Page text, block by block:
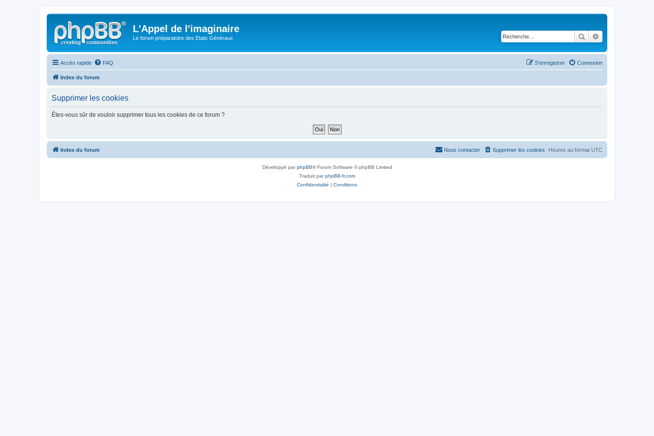
L'Appel de l'imaginaire
Le forum préparatoire des Etats Généraux Rechercher
Accès rapide FAQ Connexion
S’enregistrer
Index du forum
Supprimer les cookies
Êtes-vous sûr de vouloir supprimer tous les cookies de ce forum ?
Index du forum Heures au format UTC
Supprimer les cookies
Nous contacter
Développé parphpBB® Forum Software © phpBB Limited
Traduit parphpBB-fr.com
Confidentialité | Conditions